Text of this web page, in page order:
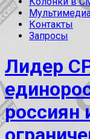
Контакты
Запросы
Лидер
россиян